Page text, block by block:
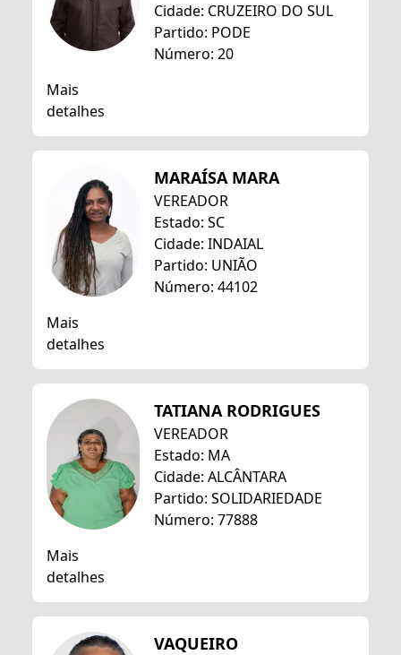
Cidade: CRUZEIRO DO SUL
Partido: PODE
Número: 20
Mais
detalhes
MARAÍSA MARA
VEREADOR
Estado: SC
Cidade: INDAIAL
Partido: UNIÃO
Número: 44102
Mais
detalhes
TATIANA RODRIGUES
VEREADOR
Estado: MA
Cidade: ALCÂNTARA
Partido: SOLIDARIEDADE
Número: 77888
Mais
detalhes
VAQUEIRO